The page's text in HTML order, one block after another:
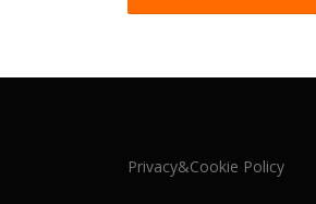
Privacy&Cookie Policy